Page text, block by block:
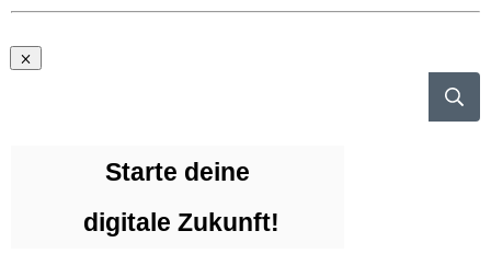
Starte deine
digitale Zukunft!